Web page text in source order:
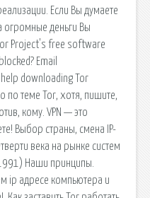
Если Вы думаете
огромные деньги Вы
Project's free software
Email
downloading Tor
по теме Tor, хотя, пишите,
кому. VPN — это
Выбор страны, смена IP-
века на рынке систем
Наши принципы.
ip адресе компьютера и